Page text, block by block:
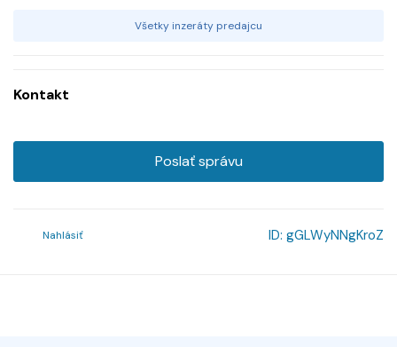
Všetky inzeráty predajcu
Kontakt
Poslať správu
Nahlásiť ID: gGLWyNNgKroZ